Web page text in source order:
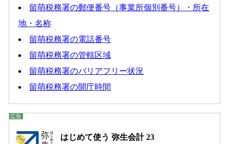
留萌税務署の郵便番号（事業所個別番号）・所在
地・名称
留萌税務署の電話番号
留萌税務署の管轄区域
留萌税務署のバリアフリー状況
留萌税務署の開庁時間
はじめて使う 弥生会計 23